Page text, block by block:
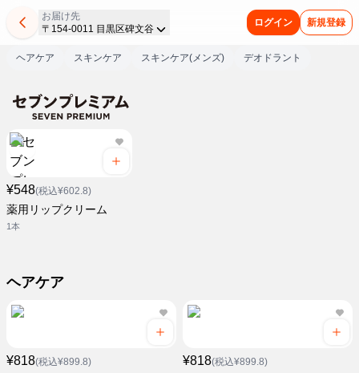
お届け先
〒154-0011 目黒区碑文谷
ログイン 新規登録
ヘアケア スキンケア スキンケア(メンズ) デオドラント
¥548(税込¥602.8)
薬用リップクリーム
1本
ヘアケア
¥818(税込¥899.8) ¥818(税込¥899.8)